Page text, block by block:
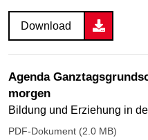
Download
Agenda
morgen
Bildung und Erziehung in
PDF-Dokument (2.0 MB)